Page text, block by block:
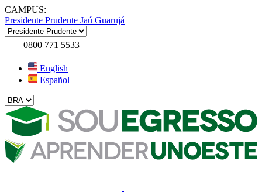
CAMPUS:
Presidente Prudente Jaú Guarujá
0800 771 5533
English
Español